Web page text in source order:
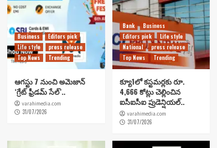
Business
Editors pick
Life style
press release
Top News
Trending
ఆగస్టు 7 నుంచి అమెజాన్
‘గ్రేట్ ఫ్రీడమ్ సేల్’..
varahimedia.com
31/07/2026
Bank
Business
Editors pick
Life style
National
press release
Top News
Trending
క్యూ1లో కస్టమర్లకు రూ.
4,666 కోట్లు చెల్లించిన
ఐసీఐసీఐ ప్రుడెన్షియల్..
varahimedia.com
31/07/2026